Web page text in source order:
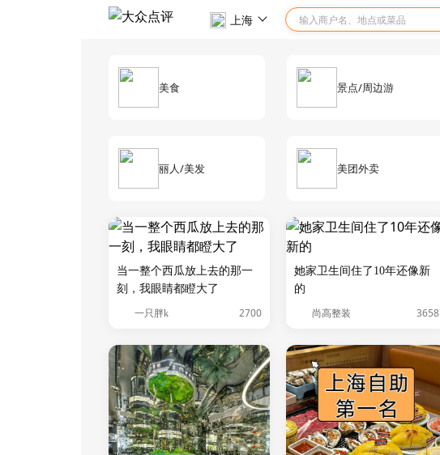
上海
美食 景点/周边游
丽人/美发 美团外卖
当一整个西瓜放上去的那一
刻，我眼睛都瞪大了
一只胖k 2700
她家卫生间住了10年还像新
的
尚高整装 3658